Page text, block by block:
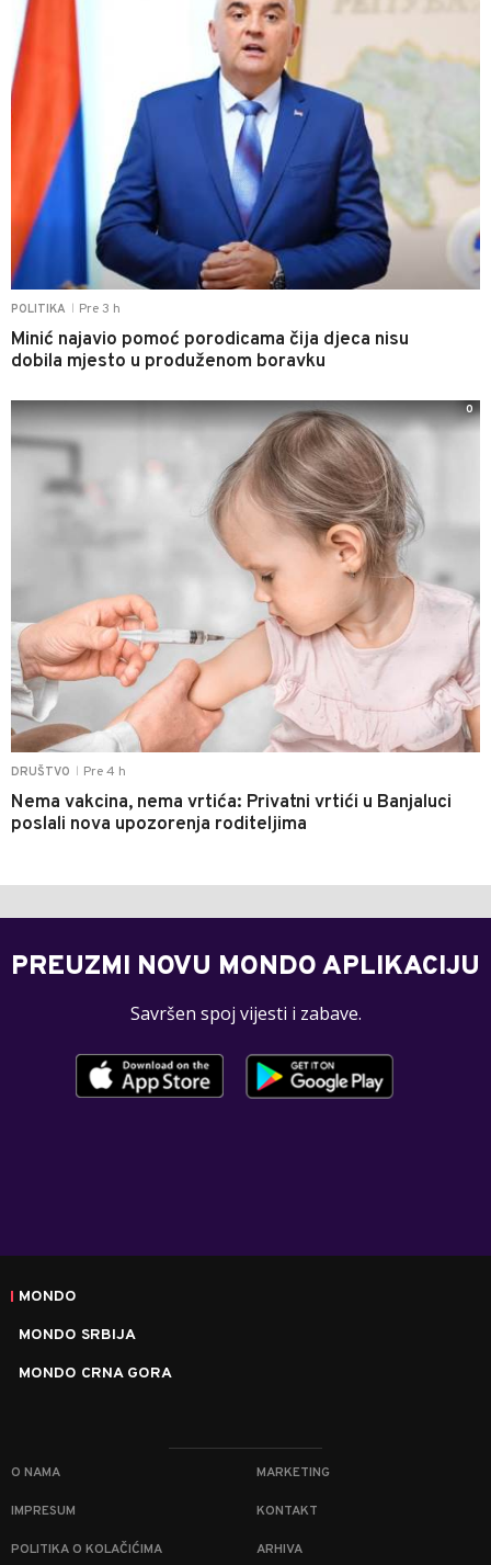
POLITIKA Pre 3 h
Minić najavio pomoć porodicama čija djeca nisu
dobila mjesto u produženom boravku
DRUŠTVO Pre 4 h
Nema vakcina, nema vrtića: Privatni vrtići u Banjaluci
poslali nova upozorenja roditeljima
0
PREUZMI NOVU MONDO APLIKACIJU
Savršen spoj vijesti i zabave.
MONDO
MONDO SRBIJA
MONDO CRNA GORA
O NAMA MARKETING
IMPRESUM KONTAKT
POLITIKA O KOLAČIĆIMA ARHIVA